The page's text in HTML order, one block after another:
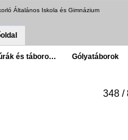
Általános Iskola és Gimnázium
és táboro… Gólyatáborok
348 /